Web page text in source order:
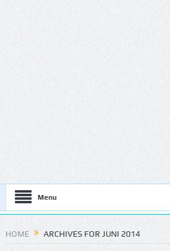
Menu
HOME ARCHIVES FOR JUNI 2014